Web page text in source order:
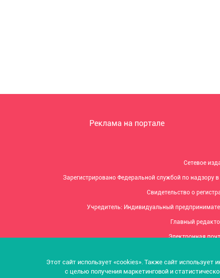
Этот сайт использует «cookies». Также сайт использует
с целью получения маркетинговой и
Реклама на портале
Сетевое
Зарегистрировано Федеральной службой по
Свидетельство о
Учредитель: Индивидуальный
Главный
Электронная
Телефон